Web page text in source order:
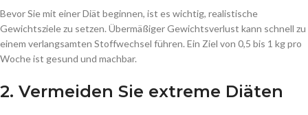
Bevor Sie mit einer Diät beginnen, ist es wichtig, realistische
Gewichtsziele zu setzen. Übermäßiger Gewichtsverlust kann schnell zu
einem verlangsamten Stoffwechsel führen. Ein Ziel von 0,5 bis 1 kg pro
Woche ist gesund und machbar.
2. Vermeiden Sie extreme Diäten